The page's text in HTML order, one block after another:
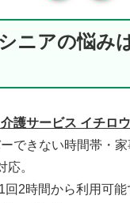
シニアの悩み
護サービス イチロウ
できない時間帯・
応。
回2時間から利用可